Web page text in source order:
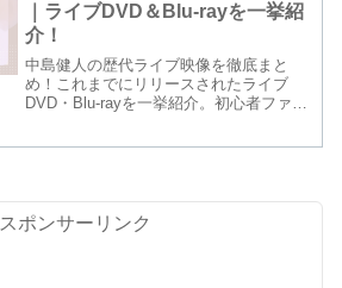
｜ライブDVD＆Blu-rayを一挙紹
介！
中島健人の歴代ライブ映像を徹底まと
め！これまでにリリースされたライブ
DVD・Blu-rayを一挙紹介。初心者ファン
スポンサーリンク